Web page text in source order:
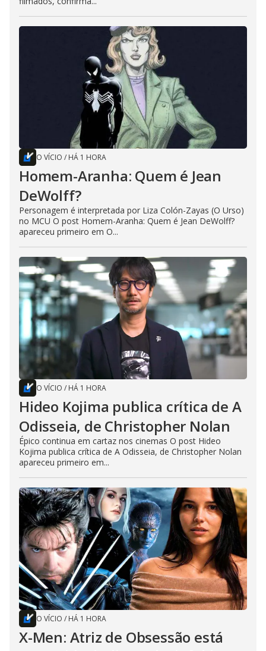
O VÍCIO / HÁ 1 HORA
Homem-Aranha: Quem é Jean
DeWolff?
Personagem é interpretada por Liza Colón-Zayas (O Urso)
no MCU O post Homem-Aranha: Quem é Jean DeWolff?
apareceu primeiro em O...
O VÍCIO / HÁ 1 HORA
Hideo Kojima publica crítica de A
Odisseia, de Christopher Nolan
Épico continua em cartaz nos cinemas O post Hideo
Kojima publica crítica de A Odisseia, de Christopher Nolan
apareceu primeiro em...
O VÍCIO / HÁ 1 HORA
X-Men: Atriz de Obsessão está